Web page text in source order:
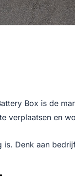
Box is de
verplaatsen en
Denk aan